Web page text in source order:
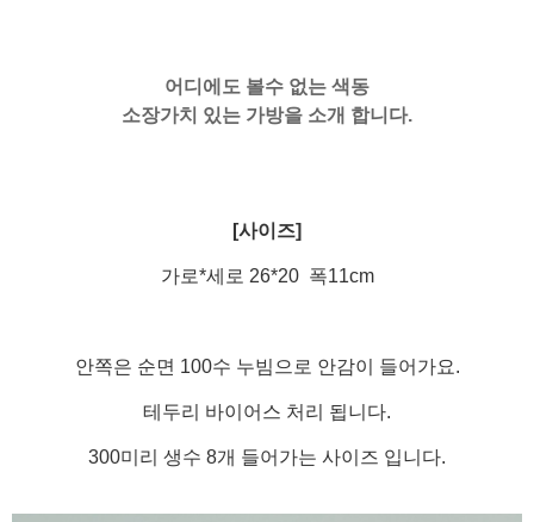
어디에도 볼수 없는 색동
소장가치 있는 가방을 소개 합니다.
[사이즈]
가로*세로 26*20 폭11cm
안쪽은 순면 100수 누빔으로 안감이 들어가요.
테두리 바이어스 처리 됩니다.
300미리 생수 8개 들어가는 사이즈 입니다.